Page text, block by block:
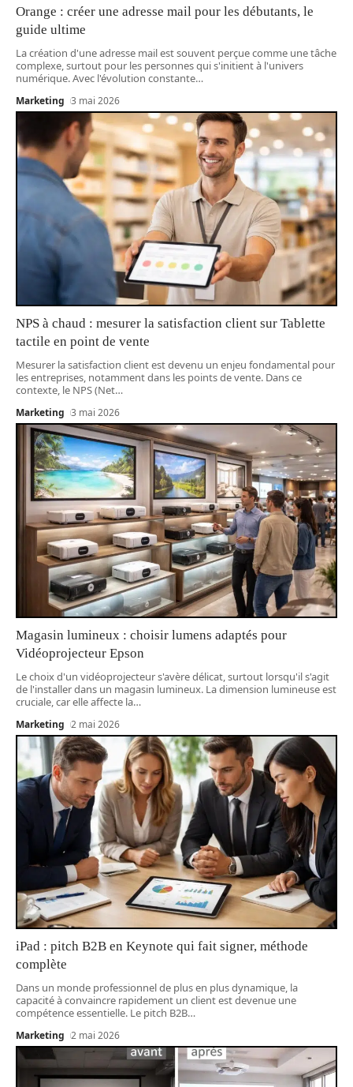
Orange : créer une adresse mail pour les débutants, le
guide ultime
La création d'une adresse mail est souvent perçue comme une tâche
complexe, surtout pour les personnes qui s'initient à l'univers
numérique. Avec l'évolution constante…
Marketing 3 mai 2026
NPS à chaud : mesurer la satisfaction client sur Tablette
tactile en point de vente
Mesurer la satisfaction client est devenu un enjeu fondamental pour
les entreprises, notamment dans les points de vente. Dans ce
contexte, le NPS (Net…
Marketing 3 mai 2026
Magasin lumineux : choisir lumens adaptés pour
Vidéoprojecteur Epson
Le choix d'un vidéoprojecteur s'avère délicat, surtout lorsqu'il s'agit
de l'installer dans un magasin lumineux. La dimension lumineuse est
cruciale, car elle affecte la…
Marketing 2 mai 2026
iPad : pitch B2B en Keynote qui fait signer, méthode
complète
Dans un monde professionnel de plus en plus dynamique, la
capacité à convaincre rapidement un client est devenue une
compétence essentielle. Le pitch B2B…
Marketing 2 mai 2026